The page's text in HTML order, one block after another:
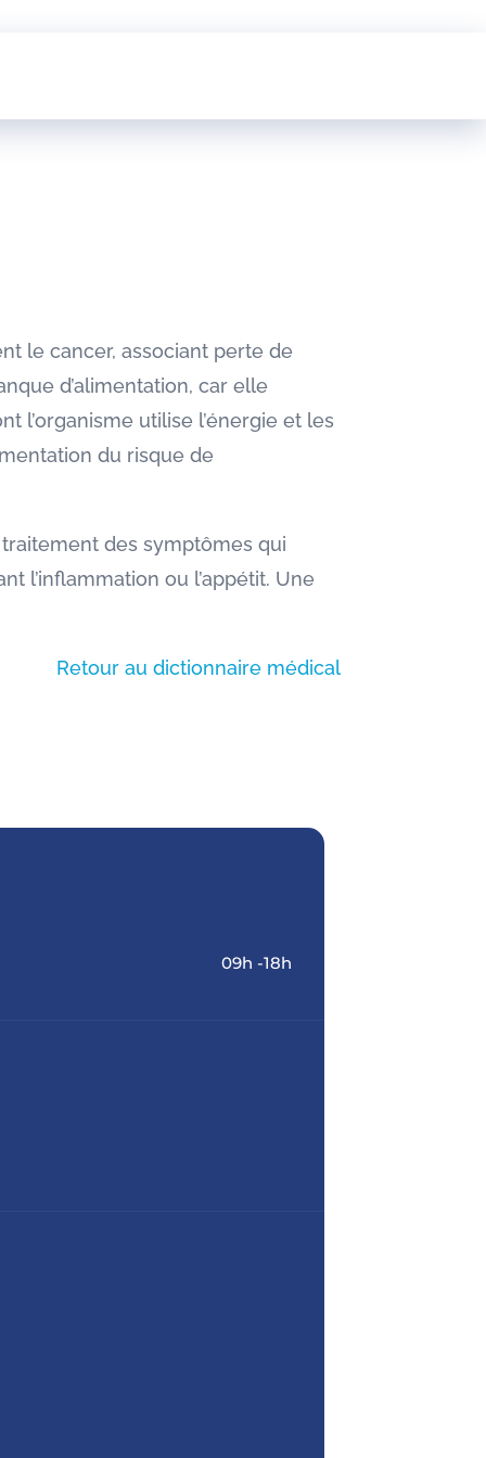
le cancer, associant perte de
d’alimentation, car elle
l’organisme utilise l’énergie et les
du risque de
des symptômes qui
l’inflammation ou l’appétit. Une
Retour au dictionnaire médical
09h -18h